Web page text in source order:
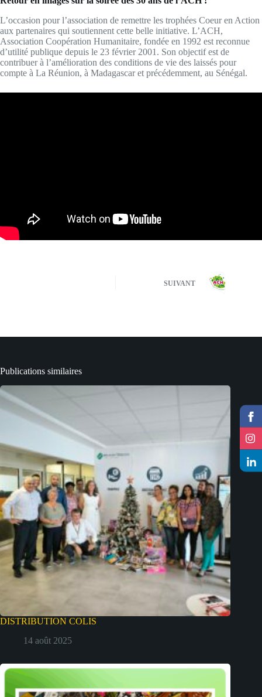
L’occasion pour l’association de remettre les trophées Coeur en Action
aux partenaires qui soutiennent cette belle initiative. L’ACH,
Association Coopération Humanitaire, fondée en 1992 est reconnue
d’utilité publique depuis le 23 février 2001. Son objectif est de
contribuer à l’amélioration des conditions de vie des laissés pour
compte à La Réunion, à Madagascar et précédemment, au Sénégal.
SUIVANT
Publications similaires
DISTRIBUTION COLIS
14 août 2025